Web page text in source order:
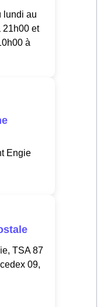
lundi au
21h00 et
à
Engie
TSA 87
09,